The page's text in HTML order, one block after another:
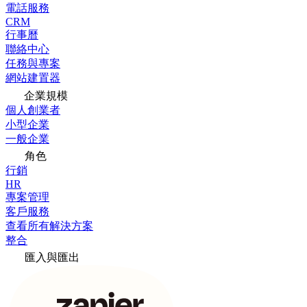
電話服務
CRM
行事曆
聯絡中心
任務與專案
網站建置器
企業規模
個人創業者
小型企業
一般企業
角色
行銷
HR
專案管理
客戶服務
查看所有解決方案
整合
匯入與匯出